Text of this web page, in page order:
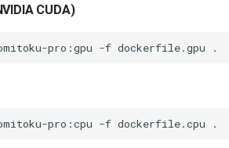
CUDA)
pro:gpu -f dockerfile.gpu
pro:cpu -f dockerfile.cpu